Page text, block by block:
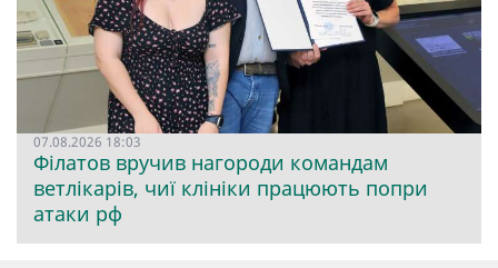
07.08.2026 18:03
Філатов вручив нагороди командам
ветлікарів, чиї клініки працюють попри
атаки рф